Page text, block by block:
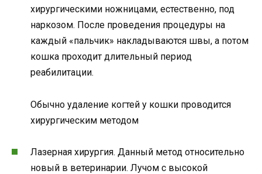
хирургическими ножницами, естественно, под
наркозом. После проведения процедуры на
каждый «пальчик» накладываются швы, а потом
кошка проходит длительный период
реабилитации.
Обычно удаление когтей у кошки проводится
хирургическим методом
Лазерная хирургия. Данный метод относительно
новый в ветеринарии. Лучом с высокой